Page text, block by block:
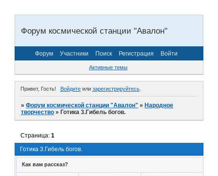
Форум космической станции "Авалон"
Форум Участники Поиск Регистрация Войти
Активные темы
Привет, Гость! Войдитеили зарегистрируйтесь.
»Форум космической станции "Авалон" »Народное
творчество »Готика 3.Гибель богов.
Готика 3.Гибель богов.
Страница:1
Как вам рассказ?